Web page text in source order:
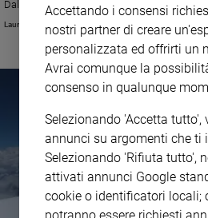
giovani
Adolescenza
Bioetica
Vai
Riflessioni
Dalla Calabria alla Valle d’Aosta, passando
quest’anno le manifestazioni sono state 50
(e non si deve) fare
Laura Bellomi
Accettando i consensi
nostri partner di creare
personalizzata ed offrirti un
Avrai comunque la
consenso in qualunque
Selezionando 'Accetta tutto',
annunci su argomenti che ti
Selezionando 'Rifiuta tutto',
attivati annunci Google
cookie o identificatori locali;